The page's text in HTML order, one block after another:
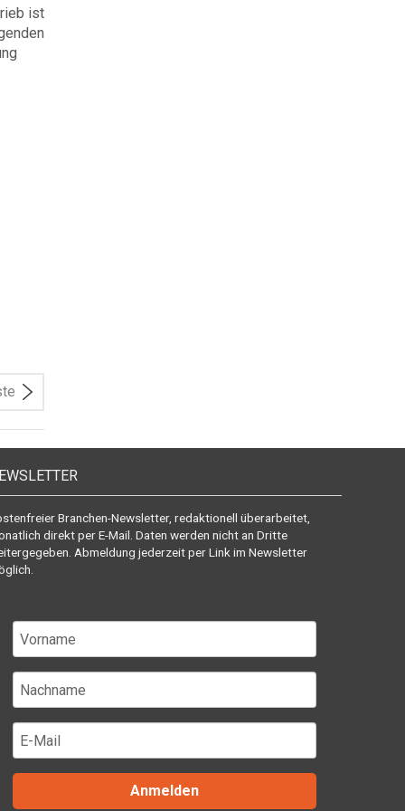
ist
Branchen-Newsletter, redaktionell überarbeitet,
direkt per E-Mail. Daten werden nicht an Dritte
Abmeldung jederzeit per Link im Newsletter
Anmelden